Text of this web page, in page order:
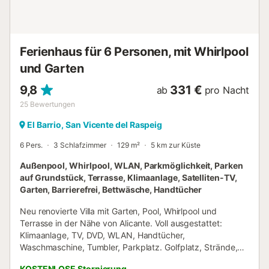
Ferienhaus für 6 Personen, mit Whirlpool
und Garten
9,8
25 Bewertungen
ab 331 € pro Nacht
El Barrio, San Vicente del Raspeig
6 Pers. 3 Schlafzimmer 129 m² 5 km zur Küste
Außenpool, Whirlpool, WLAN, Parkmöglichkeit, Parken
auf Grundstück, Terrasse, Klimaanlage, Satelliten-TV,
Garten, Barrierefrei, Bettwäsche, Handtücher
Neu renovierte Villa mit Garten, Pool, Whirlpool und
Terrasse in der Nähe von Alicante. Voll ausgestattet:
Klimaanlage, TV, DVD, WLAN, Handtücher,
Waschmaschine, Tumbler, Parkplatz. Golfplatz, Strände,